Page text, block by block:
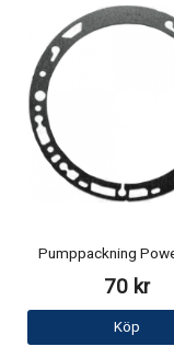
Pumppackning
70 kr
Köp